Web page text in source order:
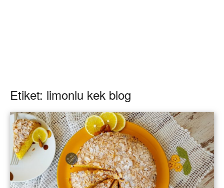
Etiket: limonlu kek blog